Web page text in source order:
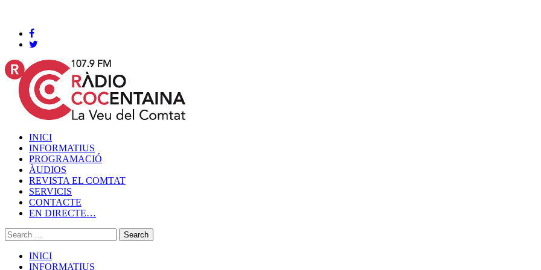
INICI
INFORMATIUS
PROGRAMACIÓ
ÀUDIOS
REVISTA EL COMTAT
SERVICIS
CONTACTE
EN DIRECTE…
INICI
INFORMATIUS